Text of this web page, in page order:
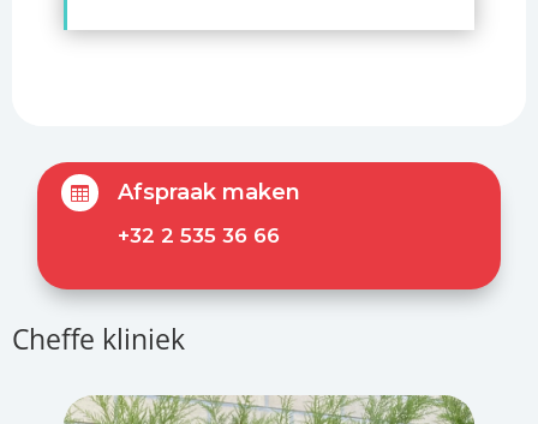
 Afspraak maken
+32 2 535 36 66
Cheffe kliniek